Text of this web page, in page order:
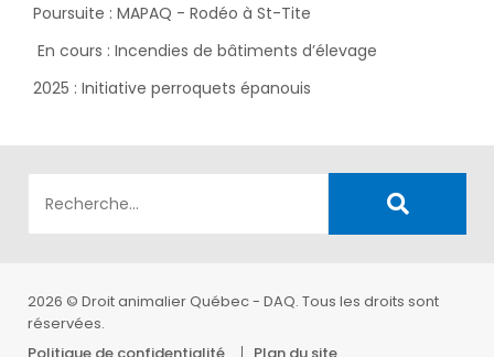
Poursuite : MAPAQ - Rodéo à St-Tite
En cours : Incendies de bâtiments d’élevage
2025 : Initiative perroquets épanouis
2026 © Droit animalier Québec - DAQ. Tous les droits sont
réservées.